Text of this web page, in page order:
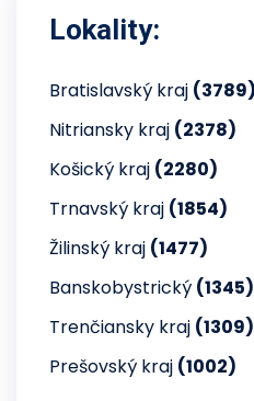
Lokality:
Bratislavský kraj (3789)
Nitriansky kraj (2378)
Košický kraj (2280)
Trnavský kraj (1854)
Žilinský kraj (1477)
Banskobystrický (1345)
Trenčiansky kraj (1309)
Prešovský kraj (1002)